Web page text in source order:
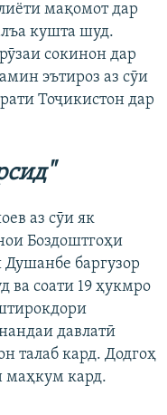
мақомот дар
кушта шуд.
сокинон дар
эътироз аз сӯи
Тоҷикистон дар
аз сӯи як
Боздоштгоҳи
баргузор
ва соати 19 ҳукмро
давлатӣ
талаб кард. Додгоҳ
маҳкум кард.